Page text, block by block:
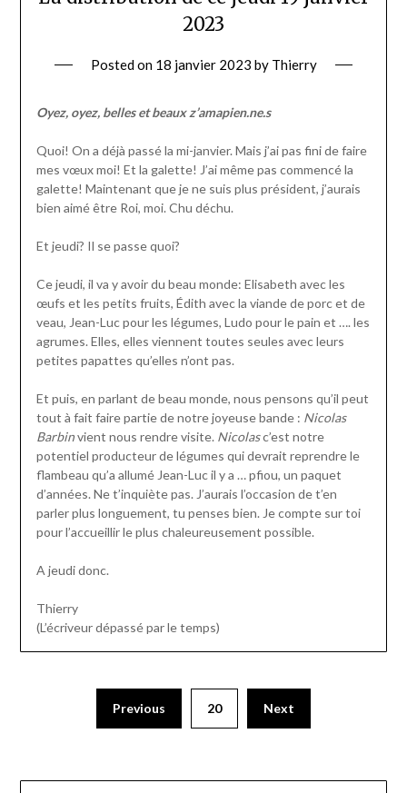
2023
Posted on 18 janvier 2023 by Thierry
Oyez, oyez, belles et beaux z’amapien.ne.s
Quoi! On a déjà passé la mi-janvier. Mais j’ai pas fini de faire
mes vœux moi! Et la galette! J’ai même pas commencé la
galette! Maintenant que je ne suis plus président, j’aurais
bien aimé être Roi, moi. Chu déchu.
Et jeudi? Il se passe quoi?
Ce jeudi, il va y avoir du beau monde: Elisabeth avec les
œufs et les petits fruits, Édith avec la viande de porc et de
veau, Jean-Luc pour les légumes, Ludo pour le pain et …. les
agrumes. Elles, elles viennent toutes seules avec leurs
petites papattes qu’elles n’ont pas.
Et puis, en parlant de beau monde, nous pensons qu’il peut
tout à fait faire partie de notre joyeuse bande : Nicolas
Barbinvient nous rendre visite. Nicolasc’est notre
potentiel producteur de légumes qui devrait reprendre le
flambeau qu’a allumé Jean-Luc il y a … pfiou, un paquet
d’années. Ne t’inquiète pas. J’aurais l’occasion de t’en
parler plus longuement, tu penses bien. Je compte sur toi
pour l’accueillir le plus chaleureusement possible.
A jeudi donc.
Thierry
(L’écriveur dépassé par le temps)
Previous 20 Next